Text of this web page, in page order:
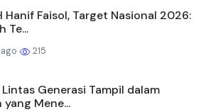
Hanif Faisol, Target Nasional 2026:
Te...
215
Lintas Generasi Tampil dalam
yang Mene...